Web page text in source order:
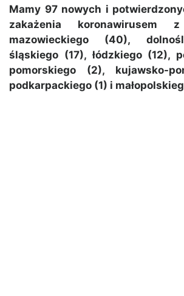
Mamy 97 nowych i
zakażenia koronawirusem
mazowieckiego (40),
śląskiego (17), łódzkiego (12),
pomorskiego (2), kujawsko-
podkarpackiego (1) i